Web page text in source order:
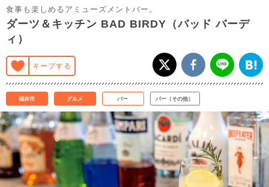
食事も楽しめるアミューズメントバー。
ダーツ＆キッチン BAD BIRDY（バッド バーデ
ィ）
キープする
福井市 グルメ バー バー（その他）